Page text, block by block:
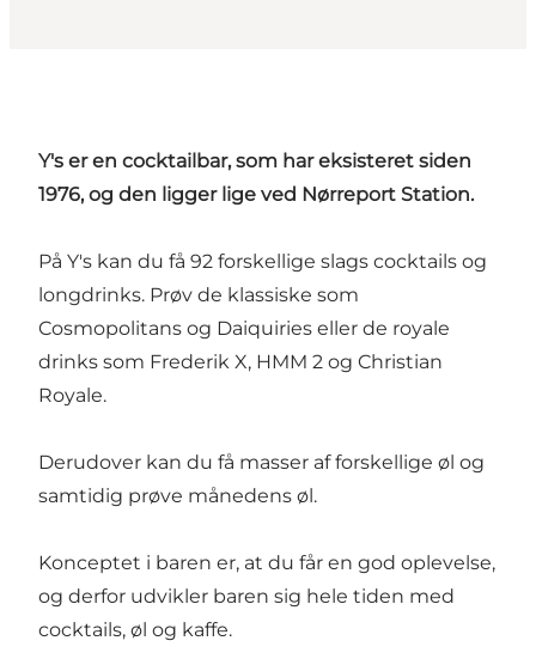
Y's er en cocktailbar, som har eksisteret siden
1976, og den ligger lige ved Nørreport Station.
På Y's kan du få 92 forskellige slags cocktails og
longdrinks. Prøv de klassiske som
Cosmopolitans og Daiquiries eller de royale
drinks som Frederik X, HMM 2 og Christian
Royale.
Derudover kan du få masser af forskellige øl og
samtidig prøve månedens øl.
Konceptet i baren er, at du får en god oplevelse,
og derfor udvikler baren sig hele tiden med
cocktails, øl og kaffe.